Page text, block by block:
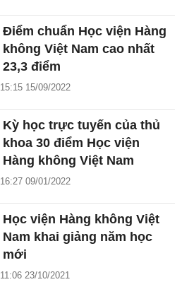
Điểm chuẩn Học viện Hàng
không Việt Nam cao nhất
23,3 điểm
15:15 15/09/2022
Kỳ học trực tuyến của thủ
khoa 30 điểm Học viện
Hàng không Việt Nam
16:27 09/01/2022
Học viện Hàng không Việt
Nam khai giảng năm học
mới
11:06 23/10/2021